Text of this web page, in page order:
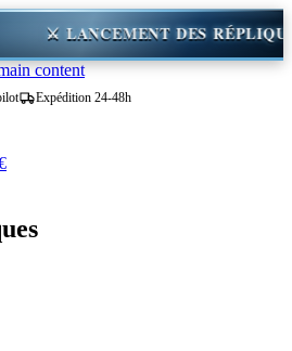
⚔ LANCEMENT DES
content
Expédition 24-48h